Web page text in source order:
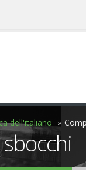
dell'italiano